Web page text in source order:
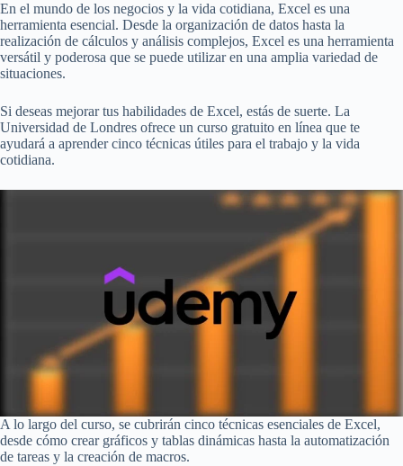
En el mundo de los negocios y la vida cotidiana, Excel es una
herramienta esencial. Desde la organización de datos hasta la
realización de cálculos y análisis complejos, Excel es una herramienta
versátil y poderosa que se puede utilizar en una amplia variedad de
situaciones.
Si deseas mejorar tus habilidades de Excel, estás de suerte. La
Universidad de Londres ofrece un curso gratuito en línea que te
ayudará a aprender cinco técnicas útiles para el trabajo y la vida
cotidiana.
A lo largo del curso, se cubrirán cinco técnicas esenciales de Excel,
desde cómo crear gráficos y tablas dinámicas hasta la automatización
de tareas y la creación de macros.